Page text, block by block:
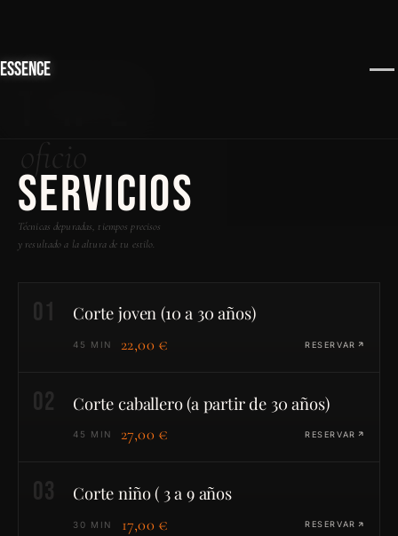
ESSENCE
SERVICIOS
Técnicas depuradas, tiempos precisos
y resultado a la altura de tu estilo.
01 Corte joven (10 a 30 años)
45 MIN 22,00 € RESERVAR
02 Corte caballero (a partir de 30 años)
45 MIN 27,00 € RESERVAR
03 Corte niño ( 3 a 9 años
30 MIN 17,00 € RESERVAR